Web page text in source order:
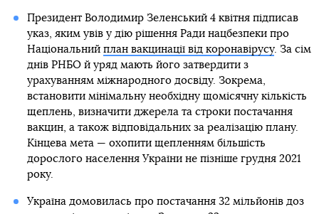
Президент Володимир Зеленський 4 квітня підписав
указ, яким увів у дію рішення Ради нацбезпеки про
Національний план вакцинації від коронавірусу. За сім
днів РНБО й уряд мають його затвердити з
урахуванням міжнародного досвіду. Зокрема,
встановити мінімальну необхідну щомісячну кількість
щеплень, визначити джерела та строки постачання
вакцин, а також відповідальних за реалізацію плану.
Кінцева мета — охопити щепленням більшість
дорослого населення України не пізніше грудня 2021
року.
Україна домовилась про постачання 32 мільйонів доз